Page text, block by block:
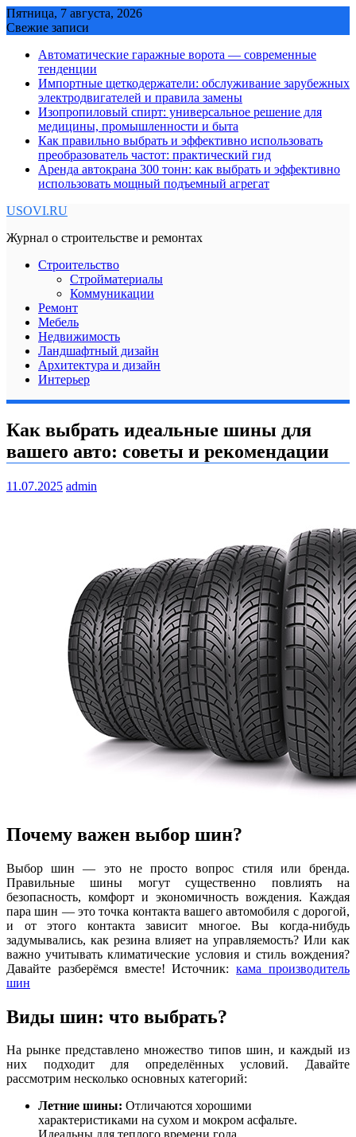
Skip
to
Пятница, 7 августа, 2026
Свежие записи
Автоматические гаражные ворота — современные
тенденции
Импортные щеткодержатели: обслуживание зарубежных
электродвигателей и правила замены
Изопропиловый спирт: универсальное решение для
медицины, промышленности и быта
Как правильно выбрать и эффективно использовать
преобразователь частот: практический гид
Аренда автокрана 300 тонн: как выбрать и эффективно
использовать мощный подъемный агрегат
USOVI.RU
Журнал о строительстве и ремонтах
Строительство
Стройматериалы
Коммуникации
Ремонт
Мебель
Недвижимость
Ландшафтный дизайн
Архитектура и дизайн
Интерьер
Как выбрать идеальные шины для
вашего авто: советы и рекомендации
11.07.2025 admin
Почему важен выбор шин?
Выбор шин — это не просто вопрос стиля или бренда.
Правильные шины могут существенно повлиять на
безопасность, комфорт и экономичность вождения. Каждая
пара шин — это точка контакта вашего автомобиля с дорогой,
и от этого контакта зависит многое. Вы когда-нибудь
задумывались, как резина влияет на управляемость? Или как
важно учитывать климатические условия и стиль вождения?
Давайте разберёмся вместе! Источник:кама производитель
шин
Виды шин: что выбрать?
На рынке представлено множество типов шин, и каждый из
них подходит для определённых условий. Давайте
рассмотрим несколько основных категорий:
Летние шины: Отличаются хорошими
характеристиками на сухом и мокром асфальте.